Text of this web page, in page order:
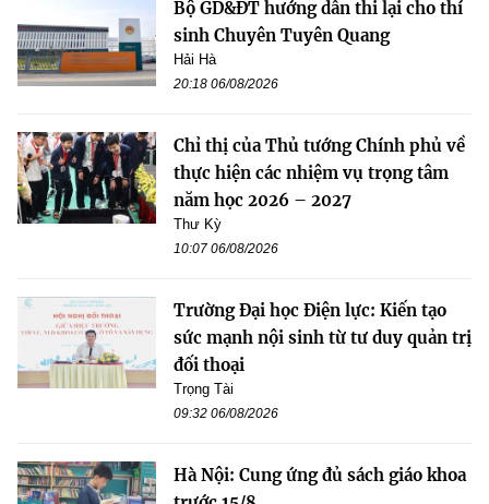
Bộ GD&ĐT hướng dẫn thi lại cho thí
sinh Chuyên Tuyên Quang
Hải Hà
20:18 06/08/2026
Chỉ thị của Thủ tướng Chính phủ về
thực hiện các nhiệm vụ trọng tâm
năm học 2026 – 2027
Thư Kỳ
10:07 06/08/2026
Trường Đại học Điện lực: Kiến tạo
sức mạnh nội sinh từ tư duy quản trị
đối thoại
Trọng Tài
09:32 06/08/2026
Hà Nội: Cung ứng đủ sách giáo khoa